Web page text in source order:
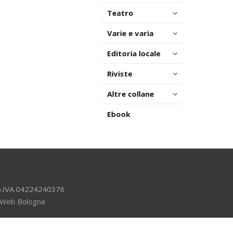
Teatro
Varie e varia
Editoria locale
Riviste
Altre collane
Ebook
04224240376
Bologna